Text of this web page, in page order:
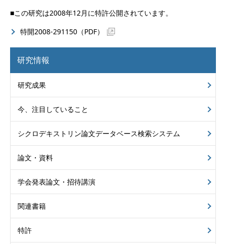
■この研究は2008年12月に特許公開されています。
特開2008-291150（PDF）
研究情報
研究成果
今、注目していること
シクロデキストリン論文データベース検索システム
論文・資料
学会発表論文・招待講演
関連書籍
特許